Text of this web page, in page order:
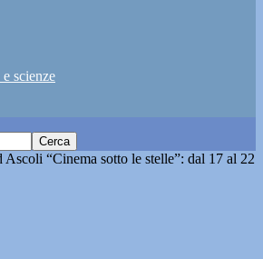
scienze
Ascoli “Cinema sotto le stelle”: dal 17 al 22